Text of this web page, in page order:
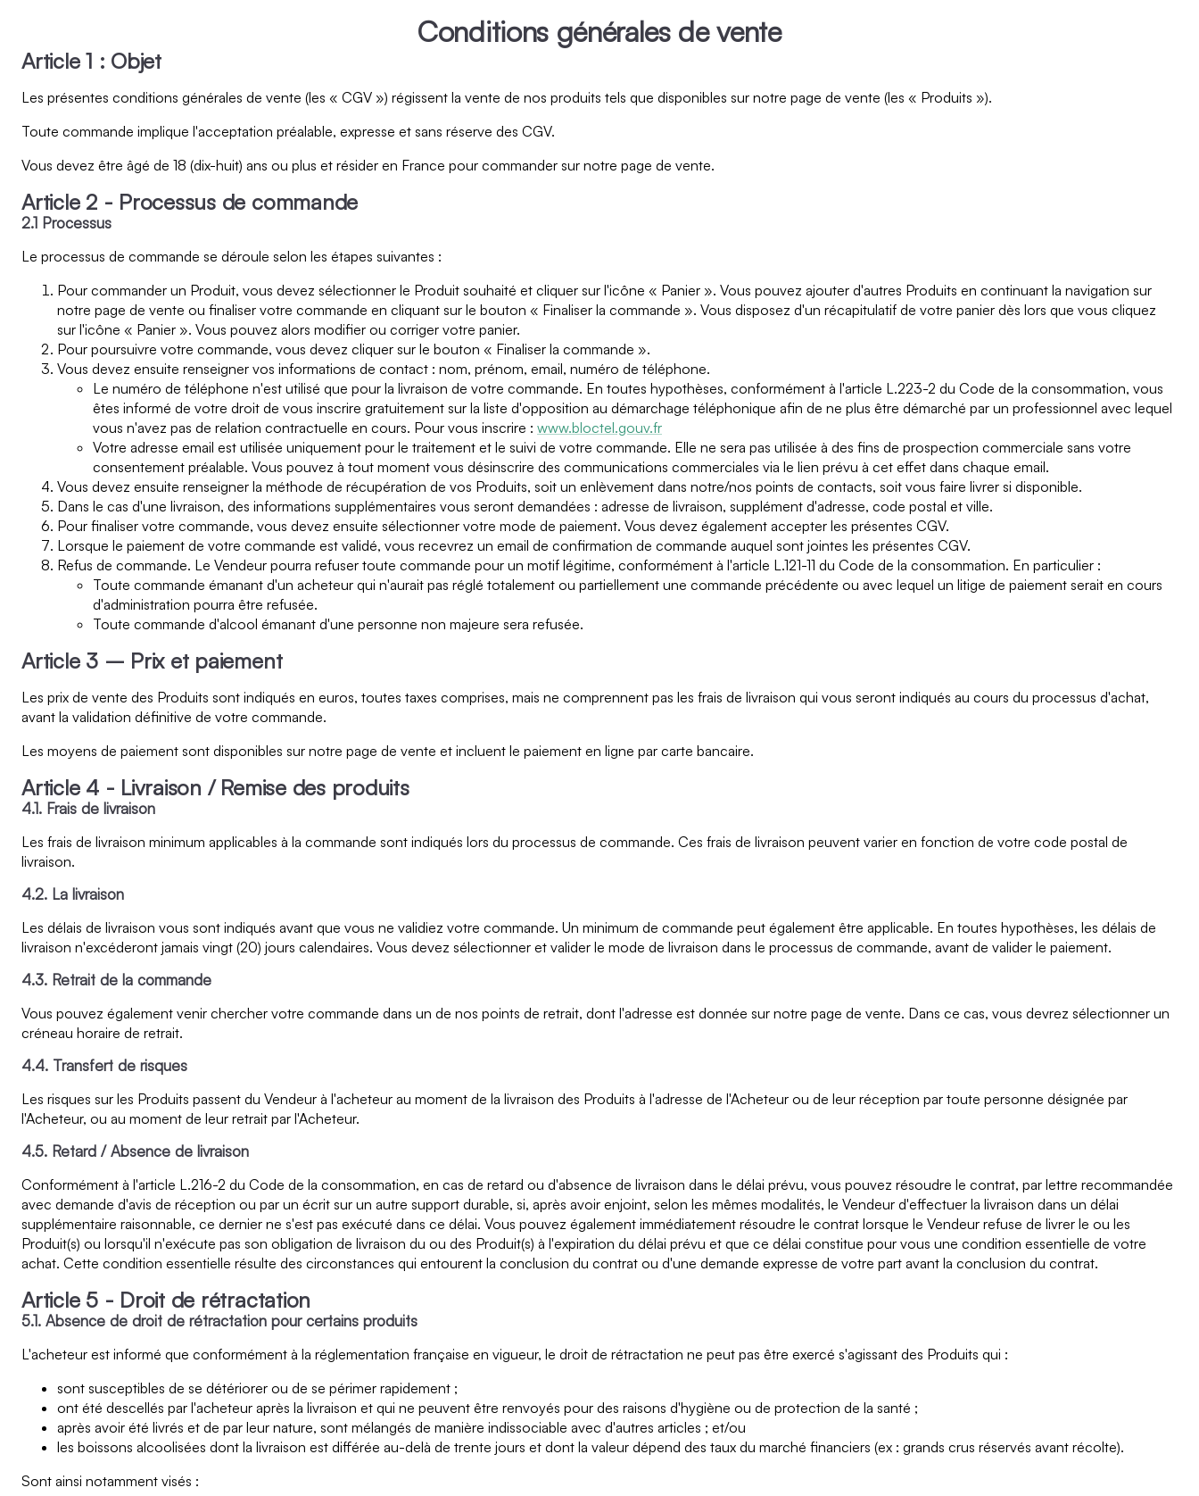
Conditions générales de vente
Article 1 : Objet
Les présentes conditions générales de vente (les « CGV ») régissent la vente de nos produits tels que disponibles sur notre page de vente (les « Produits »).
Toute commande implique l'acceptation préalable, expresse et sans réserve des CGV.
Vous devez être âgé de 18 (dix-huit) ans ou plus et résider en France pour commander sur notre page de vente.
Article 2 - Processus de commande
2.1 Processus
Le processus de commande se déroule selon les étapes suivantes :
Pour commander un Produit, vous devez sélectionner le Produit souhaité et cliquer sur l'icône « Panier ». Vous pouvez ajouter d'autres Produits en continuant la navigation sur
notre page de vente ou finaliser votre commande en cliquant sur le bouton « Finaliser la commande ». Vous disposez d'un récapitulatif de votre panier dès lors que vous cliquez
sur l'icône « Panier ». Vous pouvez alors modifier ou corriger votre panier.
Pour poursuivre votre commande, vous devez cliquer sur le bouton « Finaliser la commande ».
Vous devez ensuite renseigner vos informations de contact : nom, prénom, email, numéro de téléphone.
Le numéro de téléphone n'est utilisé que pour la livraison de votre commande. En toutes hypothèses, conformément à l'article L.223-2 du Code de la consommation, vous
êtes informé de votre droit de vous inscrire gratuitement sur la liste d'opposition au démarchage téléphonique afin de ne plus être démarché par un professionnel avec lequel
vous n'avez pas de relation contractuelle en cours. Pour vous inscrire : www.bloctel.gouv.fr
Votre adresse email est utilisée uniquement pour le traitement et le suivi de votre commande. Elle ne sera pas utilisée à des fins de prospection commerciale sans votre
consentement préalable. Vous pouvez à tout moment vous désinscrire des communications commerciales via le lien prévu à cet effet dans chaque email.
Vous devez ensuite renseigner la méthode de récupération de vos Produits, soit un enlèvement dans notre/nos points de contacts, soit vous faire livrer si disponible.
Dans le cas d'une livraison, des informations supplémentaires vous seront demandées : adresse de livraison, supplément d'adresse, code postal et ville.
Pour finaliser votre commande, vous devez ensuite sélectionner votre mode de paiement. Vous devez également accepter les présentes CGV.
Lorsque le paiement de votre commande est validé, vous recevrez un email de confirmation de commande auquel sont jointes les présentes CGV.
Refus de commande. Le Vendeur pourra refuser toute commande pour un motif légitime, conformément à l'article L.121-11 du Code de la consommation. En particulier :
Toute commande émanant d'un acheteur qui n'aurait pas réglé totalement ou partiellement une commande précédente ou avec lequel un litige de paiement serait en cours
d'administration pourra être refusée.
Toute commande d'alcool émanant d'une personne non majeure sera refusée.
Article 3 – Prix et paiement
Les prix de vente des Produits sont indiqués en euros, toutes taxes comprises, mais ne comprennent pas les frais de livraison qui vous seront indiqués au cours du processus d'achat,
avant la validation définitive de votre commande.
Les moyens de paiement sont disponibles sur notre page de vente et incluent le paiement en ligne par carte bancaire.
Article 4 - Livraison / Remise des produits
4.1. Frais de livraison
Les frais de livraison minimum applicables à la commande sont indiqués lors du processus de commande. Ces frais de livraison peuvent varier en fonction de votre code postal de
livraison.
4.2. La livraison
Les délais de livraison vous sont indiqués avant que vous ne validiez votre commande. Un minimum de commande peut également être applicable. En toutes hypothèses, les délais de
livraison n'excéderont jamais vingt (20) jours calendaires. Vous devez sélectionner et valider le mode de livraison dans le processus de commande, avant de valider le paiement.
4.3. Retrait de la commande
Vous pouvez également venir chercher votre commande dans un de nos points de retrait, dont l'adresse est donnée sur notre page de vente. Dans ce cas, vous devrez sélectionner un
créneau horaire de retrait.
4.4. Transfert de risques
Les risques sur les Produits passent du Vendeur à l'acheteur au moment de la livraison des Produits à l'adresse de l'Acheteur ou de leur réception par toute personne désignée par
l'Acheteur, ou au moment de leur retrait par l'Acheteur.
4.5. Retard / Absence de livraison
Conformément à l'article L.216-2 du Code de la consommation, en cas de retard ou d'absence de livraison dans le délai prévu, vous pouvez résoudre le contrat, par lettre recommandée
avec demande d'avis de réception ou par un écrit sur un autre support durable, si, après avoir enjoint, selon les mêmes modalités, le Vendeur d'effectuer la livraison dans un délai
supplémentaire raisonnable, ce dernier ne s'est pas exécuté dans ce délai. Vous pouvez également immédiatement résoudre le contrat lorsque le Vendeur refuse de livrer le ou les
Produit(s) ou lorsqu'il n'exécute pas son obligation de livraison du ou des Produit(s) à l'expiration du délai prévu et que ce délai constitue pour vous une condition essentielle de votre
achat. Cette condition essentielle résulte des circonstances qui entourent la conclusion du contrat ou d'une demande expresse de votre part avant la conclusion du contrat.
Article 5 - Droit de rétractation
5.1. Absence de droit de rétractation pour certains produits
L'acheteur est informé que conformément à la réglementation française en vigueur, le droit de rétractation ne peut pas être exercé s'agissant des Produits qui :
sont susceptibles de se détériorer ou de se périmer rapidement ;
ont été descellés par l'acheteur après la livraison et qui ne peuvent être renvoyés pour des raisons d'hygiène ou de protection de la santé ;
après avoir été livrés et de par leur nature, sont mélangés de manière indissociable avec d'autres articles ; et/ou
les boissons alcoolisées dont la livraison est différée au-delà de trente jours et dont la valeur dépend des taux du marché financiers (ex : grands crus réservés avant récolte).
Sont ainsi notamment visés :